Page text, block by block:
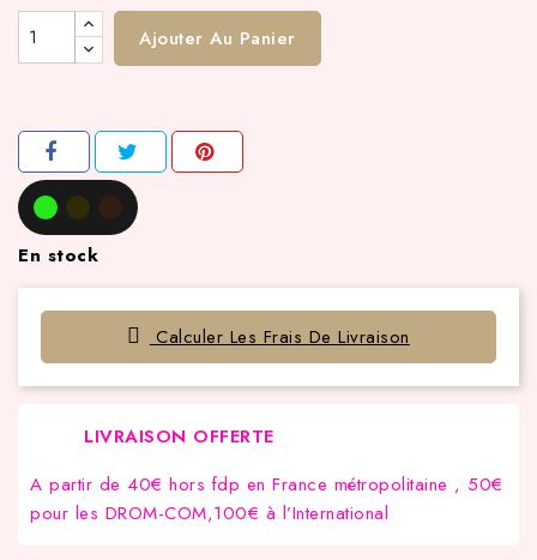
Ajouter Au Panier
En stock
Calculer Les Frais De Livraison
LIVRAISON OFFERTE
A partir de 40€ hors fdp en France métropolitaine , 50€
pour les DROM-COM,100€ à l’International